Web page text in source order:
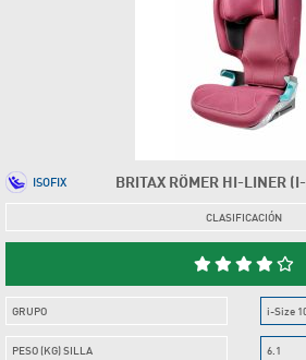
BRITAX RÖMER HI-LINER
ISOFIX
CLASIFICACIÓN
GRUPO
PESO (KG) SILLA
i-Size
6.1